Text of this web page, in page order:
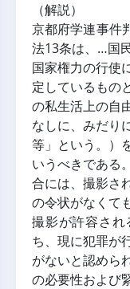
（解説）
京都府学連事件
法13条は、…国
国家権力の行使
定しているもの
の私生活上の自
なしに、みだり
等」という。）
いうべきである
合には、撮影さ
の令状がなくて
撮影が許容さ
ち、現に犯罪が
がないと認めら
の必要性および